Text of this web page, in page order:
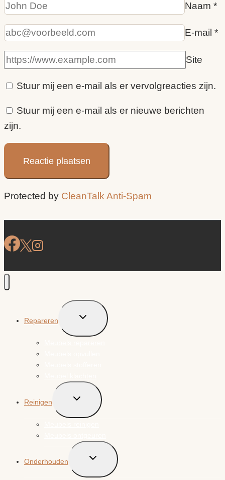
Naam *
E-mail *
Site
Stuur mij een e-mail als er vervolgreacties zijn.
Stuur mij een e-mail als er nieuwe berichten
zijn.
Protected by CleanTalk Anti-Spam
Repareren
Toggle
submenu
Reinigen
Toggle
submenu
Onderhouden
Toggle
submenu